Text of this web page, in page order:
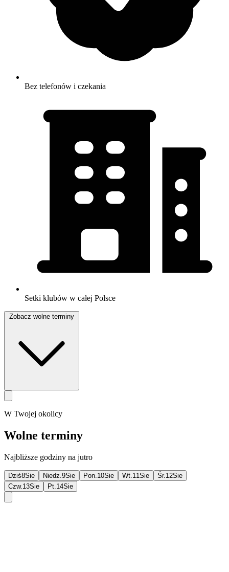
Bez telefonów i czekania
Setki klubów w całej Polsce
W Twojej okolicy
Wolne terminy
Najbliższe godziny na jutro
Dziś8Sie Niedz. 9Sie Pon. 10Sie Wt. 11Sie Śr. 12Sie
Czw. 13Sie Pt. 14Sie